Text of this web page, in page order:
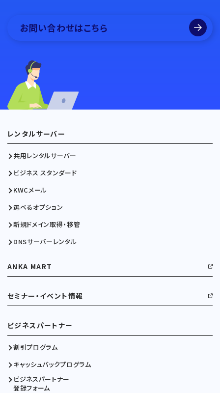
お問い合わせはこちら
レンタルサーバー
共用レンタルサーバー
ビジネス スタンダード
KWCメール
選べるオプション
新規ドメイン取得・移管
DNSサーバーレンタル
ANKA MART
セミナー・イベント情報
ビジネスパートナー
割引プログラム
キャッシュバックプログラム
ビジネスパートナー
登録フォーム